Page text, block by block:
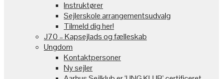
Instruktører
Sejlerskole arrangementsudvalg
Tilmeld dig her!
J70 – Kapsejlads og fælleskab
Ungdom
Kontaktpersoner
Ny sejler